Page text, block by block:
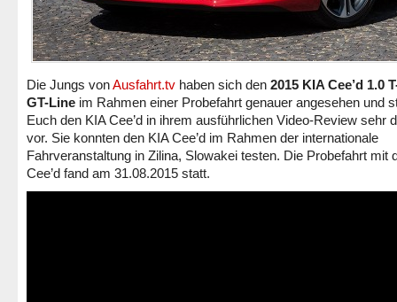
Die Jungs vonAusfahrt.tv haben sich den 2015 KIA Cee’d 1.0
GT-Line im Rahmen einer Probefahrt genauer angesehen und
Euch den KIA Cee’d in ihrem ausführlichen Video-Review sehr
vor. Sie konnten den KIA Cee’d im Rahmen der internationale
Fahrveranstaltung in Zilina, Slowakei testen. Die Probefahrt mit
Cee’d fand am 31.08.2015 statt.